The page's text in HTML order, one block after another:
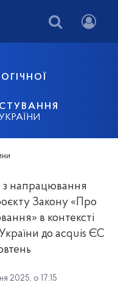
напрацювання
Закону «Про
в контексті
до acquis ЄС
2025, о 17:15